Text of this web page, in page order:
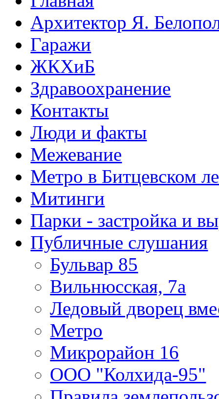
Архитектор Я.
Гаражи
ЖКХиБ
Здравоохранение
Контакты
Люди и факты
Межевание
Метро в Битцевском
Митинги
Парки - застройка и
Публичные слушания
Бульвар 85
Вильнюсская, 7а
Ледовый дворец
Метро
Микрорайон 16
ООО "Колхида-95"